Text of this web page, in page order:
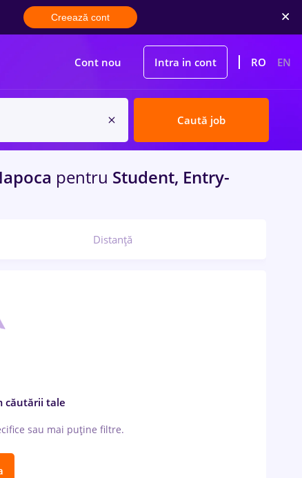
Creează cont
Cont nou Intra in cont RO EN
Caută job
pentru Student, Entry-
Distanță
căutării tale
sau mai puține filtre.